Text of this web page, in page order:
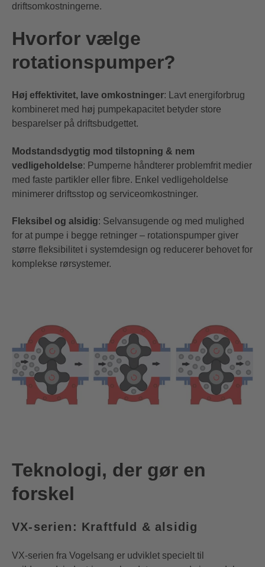
driftsomkostningerne.
Hvorfor vælge
rotationspumper?
Høj effektivitet, lave omkostninger: Lavt energiforbrug
kombineret med høj pumpekapacitet betyder store
besparelser på driftsbudgettet.
Modstandsdygtig mod tilstopning & nem
vedligeholdelse: Pumperne håndterer problemfrit medier
med faste partikler eller fibre. Enkel vedligeholdelse
minimerer driftsstop og serviceomkostninger.
Fleksibel og alsidig: Selvansugende og med mulighed
for at pumpe i begge retninger – rotationspumper giver
større fleksibilitet i systemdesign og reducerer behovet for
komplekse rørsystemer.
Teknologi, der gør en
forskel
VX-serien: Kraftfuld & alsidig
VX-serien fra Vogelsang er udviklet specielt til